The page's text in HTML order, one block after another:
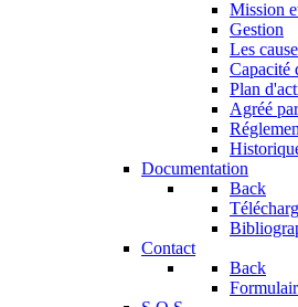
Mission
Gestion
Les
Capacité
Plan
Agréé
Documentation
Back
Contact
Back